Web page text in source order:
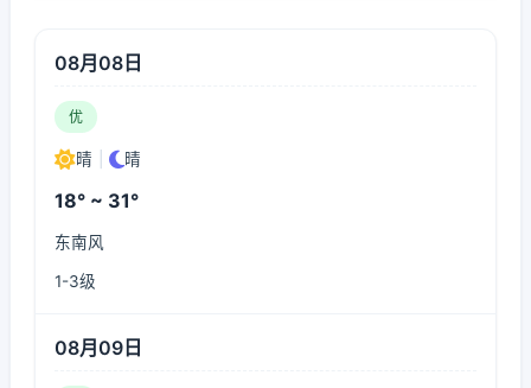
08月08日
优
晴 晴
18° ~ 31°
东南风
1-3级
08月09日